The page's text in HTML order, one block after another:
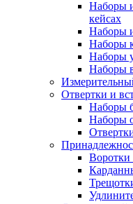
Наборы
кейсах
Наборы
Наборы
Наборы
Наборы
Отвертки и
Наборы
Наборы
Воротки